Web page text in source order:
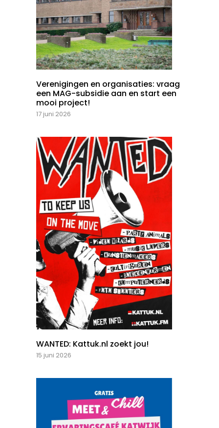
Verenigingen en organisaties: vraag
een MAG-subsidie aan en start een
mooi project!
17 juni 2026
WANTED: Kattuk.nl zoekt jou!
15 juni 2026